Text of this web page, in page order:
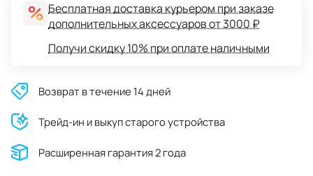
Бесплатная доставка курьером при заказе
дополнительных аксессуаров от 3000 ₽
Получи скидку 10% при оплате наличными
Возврат в течение 14 дней
Трейд-ин и выкуп старого устройства
Расширенная гарантия 2 года